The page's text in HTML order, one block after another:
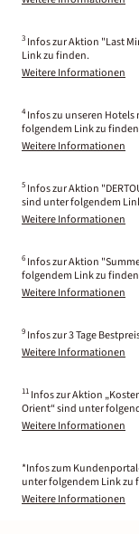
3 Infos zur Aktion "Last
Link zu finden.
Weitere Informationen
4 Infos zu unseren
folgendem Link zu
Weitere Informationen
5 Infos zur Aktion
sind unter folgendem
Weitere Informationen
6 Infos zur Aktion
folgendem Link zu
Weitere Informationen
9 Infos zur 3 Tage
Weitere Informationen
11 Infos zur Aktion
Orient“ sind unter
Weitere Informationen
*Infos zum
unter folgendem Link zu
Weitere Informationen